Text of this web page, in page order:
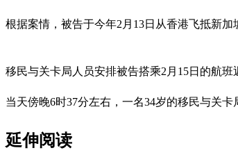
根据案情，被告于今年2月13日从香港飞抵新
移民与关卡局人员安排被告搭乘2月15日的航
当天傍晚6时37分左右，一名34岁的移民与关
延伸阅读